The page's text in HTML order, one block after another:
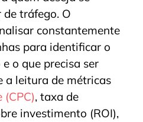
tráfego. O
constantemente
para identificar o
o que precisa ser
a leitura de métricas
, taxa de
investimento (ROI),